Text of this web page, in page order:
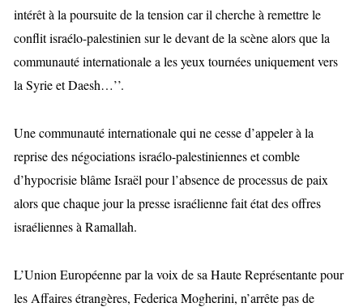
intérêt à la poursuite de la tension car il cherche à remettre le
conflit israélo-palestinien sur le devant de la scène alors que la
communauté internationale a les yeux tournées uniquement vers
la Syrie et Daesh…’’.
Une communauté internationale qui ne cesse d’appeler à la
reprise des négociations israélo-palestiniennes et comble
d’hypocrisie blâme Israël pour l’absence de processus de paix
alors que chaque jour la presse israélienne fait état des offres
israéliennes à Ramallah.
L’Union Européenne par la voix de sa Haute Représentante pour
les Affaires étrangères, Federica Mogherini, n’arrête pas de